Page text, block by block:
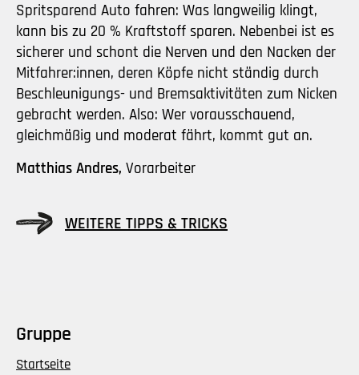
Spritsparend Auto fahren: Was langweilig klingt,
kann bis zu 20 % Kraftstoff sparen. Nebenbei ist es
sicherer und schont die Nerven und den Nacken der
Mitfahrer:innen, deren Köpfe nicht ständig durch
Beschleunigungs- und Bremsaktivitäten zum Nicken
gebracht werden. Also: Wer vorausschauend,
gleichmäßig und moderat fährt, kommt gut an.
Matthias Andres, Vorarbeiter
WEITERE TIPPS & TRICKS
Gruppe
Startseite